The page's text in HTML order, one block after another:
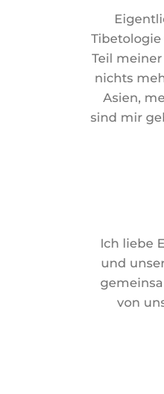
Teil
nichts
Asien,
sind mir
Ich liebe
und
von